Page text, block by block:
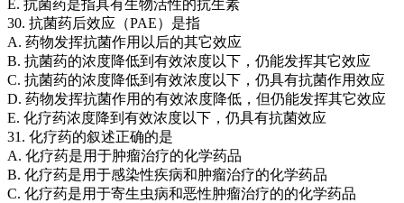
E. 抗菌药是指具有生物活性的抗生素
30. 抗菌药后效应（PAE）是指
A. 药物发挥抗菌作用以后的其它效应
B. 抗菌药的浓度降低到有效浓度以下，仍能发挥其它效应
C. 抗菌药的浓度降低到有效浓度以下，仍具有抗菌作用效应
D. 药物发挥抗菌作用的有效浓度降低，但仍能发挥其它效应
E. 化疗药浓度降到有效浓度以下，仍具有抗菌效应
31. 化疗药的叙述正确的是
A. 化疗药是用于肿瘤治疗的化学药品
B. 化疗药是用于感染性疾病和肿瘤治疗的化学药品
C. 化疗药是用于寄生虫病和恶性肿瘤治疗的的化学药品